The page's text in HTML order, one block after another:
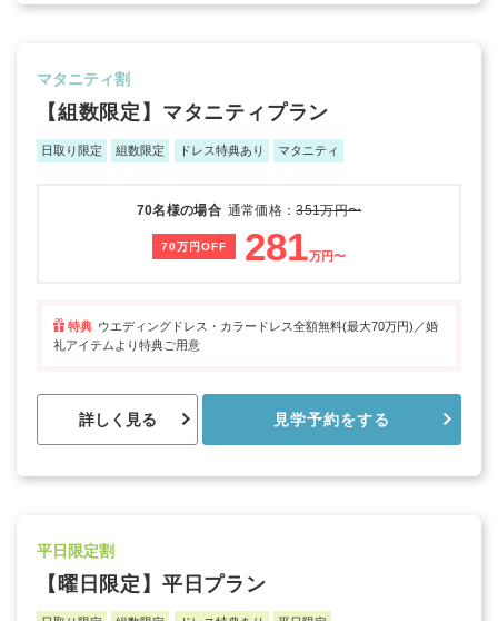
マタニティ割
【組数限定】マタニティプラン
日取り限定 組数限定 ドレス特典あり マタニティ
70名様の場合 通常価格：351万円〜
70万円OFF 281万円〜
特典 ウエディングドレス・カラードレス全額無料(最大70万円)／婚
礼アイテムより特典ご用意
詳しく見る 見学予約をする
平日限定割
【曜日限定】平日プラン